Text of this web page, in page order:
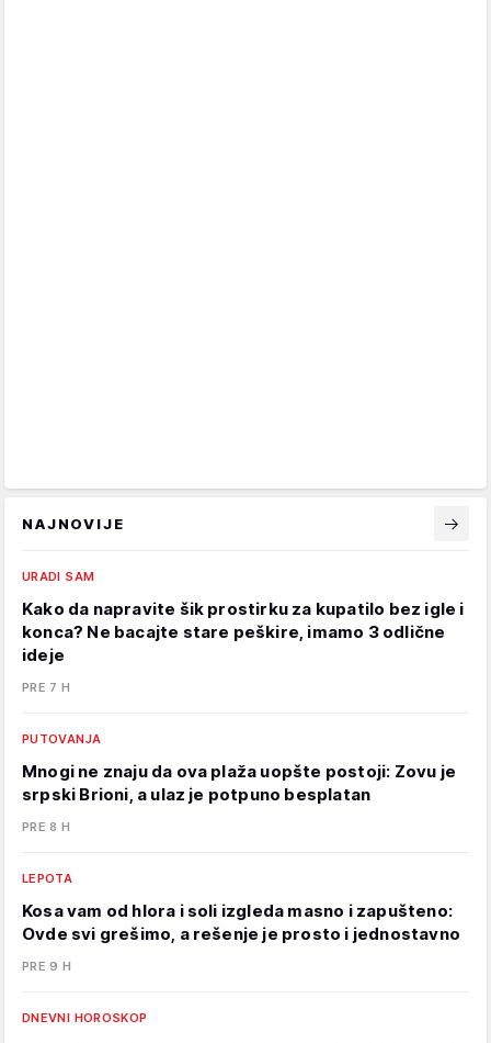
NAJNOVIJE
URADI SAM
Kako da napravite šik prostirku za kupatilo bez igle i
konca? Ne bacajte stare peškire, imamo 3 odlične
ideje
PRE 7 H
PUTOVANJA
Mnogi ne znaju da ova plaža uopšte postoji: Zovu je
srpski Brioni, a ulaz je potpuno besplatan
PRE 8 H
LEPOTA
Kosa vam od hlora i soli izgleda masno i zapušteno:
Ovde svi grešimo, a rešenje je prosto i jednostavno
PRE 9 H
DNEVNI HOROSKOP